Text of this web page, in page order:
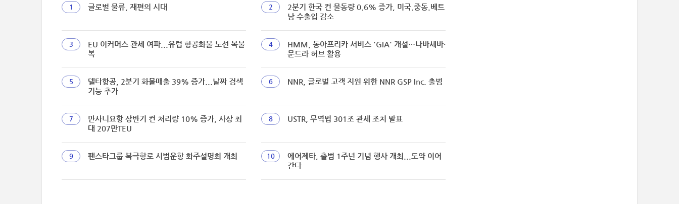
1 글로벌 물류, 재편의 시대 2
2분기 한국 컨 물동량 0.6% 증가, 미국.중동.베트
남 수출입 감소
3
EU 이커머스 관세 여파...유럽 항공화물 노선 복불
복
4
HMM, 동아프리카 서비스 'GIA' 개설…나바셰바·
문드라 허브 활용
5
델타항공, 2분기 화물매출 39% 증가...날짜 검색
기능 추가
6 NNR, 글로벌 고객 지원 위한 NNR GSP Inc. 출범
7
만사니요항 상반기 컨 처리량 10% 증가, 사상 최
대 207만TEU
8 USTR, 무역법 301조 관세 조치 발표
9 팬스타그룹 북극항로 시범운항 화주설명회 개최 10
에어제타, 출범 1주년 기념 행사 개최...도약 이어
간다